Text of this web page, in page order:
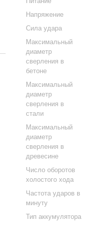
Напряжение
Сила удара
Максимальный
диаметр
сверления в
бетоне
Максимальный
диаметр
сверления в
стали
Максимальный
диаметр
сверления в
древесине
Число оборотов
холостого хода
Частота ударов в
минуту
Тип аккумулятора